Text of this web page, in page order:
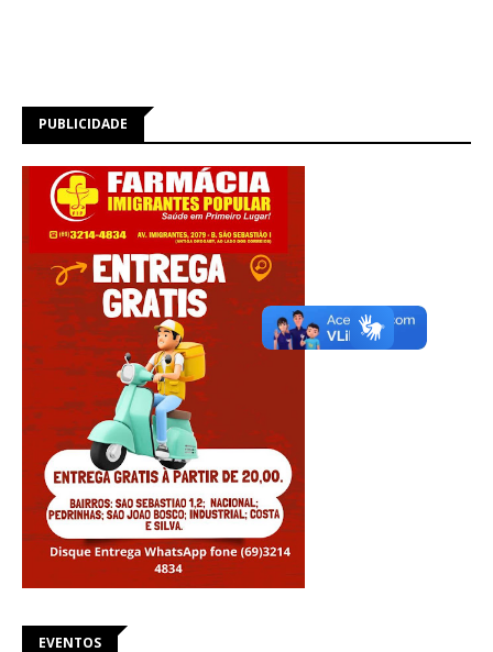
PUBLICIDADE
EVENTOS